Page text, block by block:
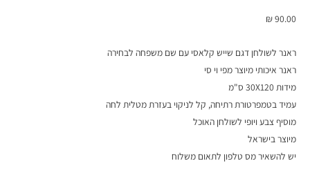
₪90.00
ראנר לשולחן דגם שייש קלאסי עם שם משפחה לבחירה
ראנר איכותי מיוצר מפי וי סי
מידות 30X120 ס"מ
עמיד בטמפרטורת רתיחה, קל לניקוי בעזרת מטלית לחה
מוסיף צבע ויופי לשולחן האוכל
מיוצר בישראל
יש להשאיר מס טלפון לתאום משלוח